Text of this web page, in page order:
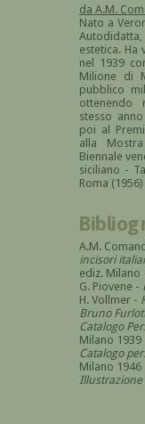
da A.M.
Nato a
estetica. Ha
nel 1939
Milione di
pubblico
ottenendo
stesso
poi al
alla
Biennale
siciliano -
Roma
A.M.
incisori
ediz. Milano
G. Piovene -
H. Vollmer -
Bruno
Catalogo
Milano 1939
Catalogo
Milano 1946
Illustrazione